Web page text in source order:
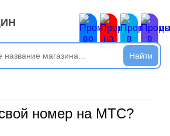
номер на МТС?
ЗАКРЫТЬ
новости.